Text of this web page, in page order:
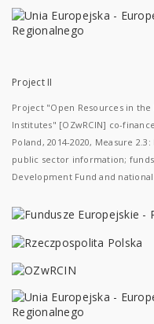
Project II
Project "Open Resources in
Institutes" [OZwRCIN] co-
Poland, 2014-2020, Measure
public sector information;
Development Fund and